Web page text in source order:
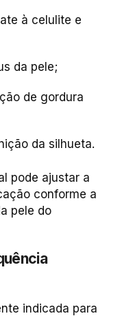
à celulite e
da pele;
de gordura
da silhueta.
pode ajustar a
conforme a
pele do
indicada para